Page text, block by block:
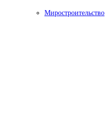
Миростроительство